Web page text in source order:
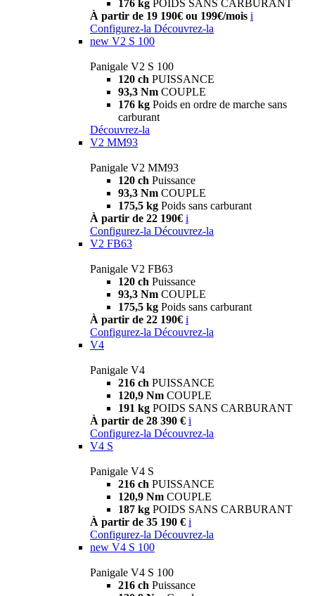
176 kg POIDS SANS CARBURANT
À partir de 19 190€ ou 199€/mois i
Configurez-la Découvrez-la
new V2 S 100
Panigale V2 S 100
120 ch PUISSANCE
93,3 Nm COUPLE
176 kg Poids en ordre de marche sans
carburant
Découvrez-la
V2 MM93
Panigale V2 MM93
120 ch Puissance
93,3 Nm COUPLE
175,5 kg Poids sans carburant
À partir de 22 190€ i
Configurez-la Découvrez-la
V2 FB63
Panigale V2 FB63
120 ch Puissance
93,3 Nm COUPLE
175,5 kg Poids sans carburant
À partir de 22 190€ i
Configurez-la Découvrez-la
V4
Panigale V4
216 ch PUISSANCE
120,9 Nm COUPLE
191 kg POIDS SANS CARBURANT
À partir de 28 390 € i
Configurez-la Découvrez-la
V4 S
Panigale V4 S
216 ch PUISSANCE
120,9 Nm COUPLE
187 kg POIDS SANS CARBURANT
À partir de 35 190 € i
Configurez-la Découvrez-la
new V4 S 100
Panigale V4 S 100
216 ch Puissance